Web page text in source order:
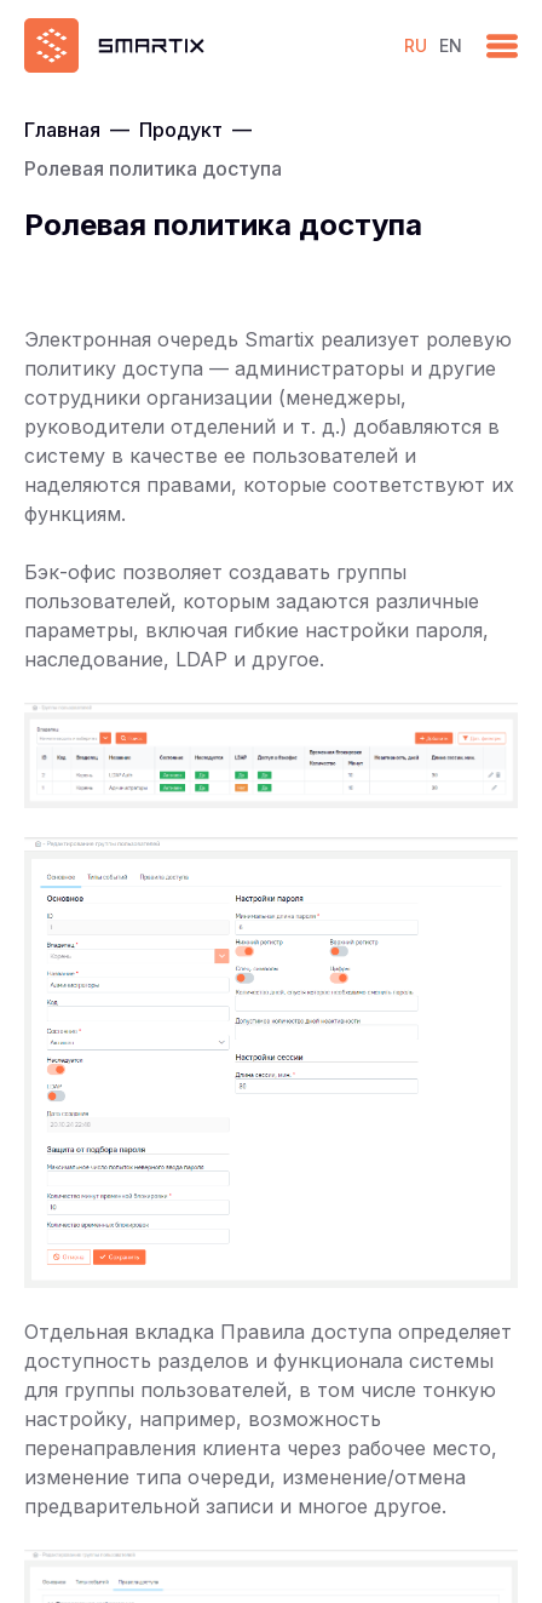
RU EN
Главная — Продукт —
Ролевая политика доступа
Ролевая политика доступа
Электронная очередь Smartix реализует ролевую
политику доступа — администраторы и другие
сотрудники организации (менеджеры,
руководители отделений и т. д.) добавляются в
систему в качестве ее пользователей и
наделяются правами, которые соответствуют их
функциям.
Бэк-офис позволяет создавать группы
пользователей, которым задаются различные
параметры, включая гибкие настройки пароля,
наследование, LDAP и другое.
Отдельная вкладка Правила доступа определяет
доступность разделов и функционала системы
для группы пользователей, в том числе тонкую
настройку, например, возможность
перенаправления клиента через рабочее место,
изменение типа очереди, изменение/отмена
предварительной записи и многое другое.